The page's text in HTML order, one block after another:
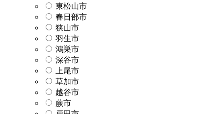
東松山市
春日部市
狭山市
羽生市
鴻巣市
深谷市
上尾市
草加市
越谷市
蕨市